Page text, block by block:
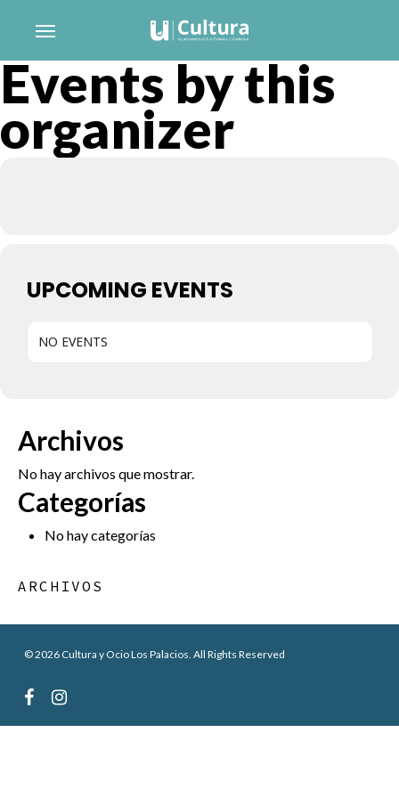
main
content
Menu
Events by this
organizer
UPCOMING EVENTS
NO EVENTS
Archivos
No hay archivos que mostrar.
Categorías
No hay categorías
ARCHIVOS
© 2026 Cultura y Ocio Los Palacios. All Rights Reserved
facebookinstagram